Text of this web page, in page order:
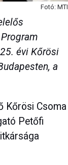
Fotó: MTI
évi Kőrösi
a
Kőrösi Csoma
Petőfi